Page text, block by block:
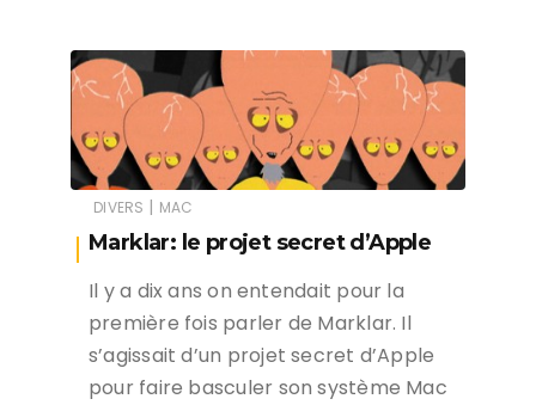
DIVERS | MAC
Marklar: le projet secret d’Apple
Il y a dix ans on entendait pour la
première fois parler de Marklar. Il
s’agissait d’un projet secret d’Apple
pour faire basculer son système Mac